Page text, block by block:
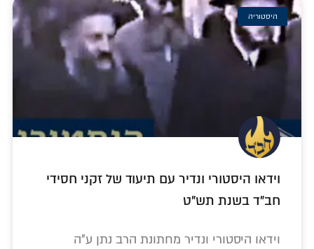
היסטוריה
וידאו היסטורי ונדיר עם תיעוד של זקני חסידי
חב"ד בשנת תש"ט
וידאו היסטורי ונדיר מחתונת הרב נתן ע"ה